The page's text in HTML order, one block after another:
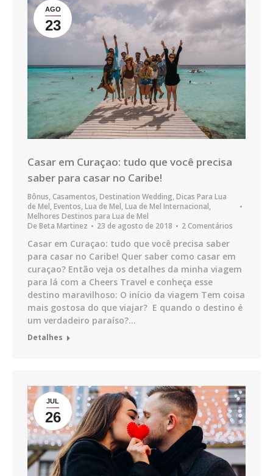
AGO
23
Casar em Curaçao: tudo que você precisa
saber para casar no Caribe!
Bônus,Casamentos,Destination Wedding,Dicas Para Lua
de Mel,Eventos,Lua de Mel,Lua de Mel Internacional,
Melhores Destinos para Lua de Mel
De Beta Martinez 23 de agosto de 2018 2 Comentários
Casar em Curaçao: tudo que você precisa saber
para casar no Caribe! Quer saber como casar em
curaçao? Então veja os detalhes da minha viagem
para lá com a Cheers Travel e conheça esse
destino maravilhoso: O início da viagem Tem coisa
mais gostosa do que viajar? E quando o destino é
um verdadeiro paraíso?…
Detalhes
JUL
26